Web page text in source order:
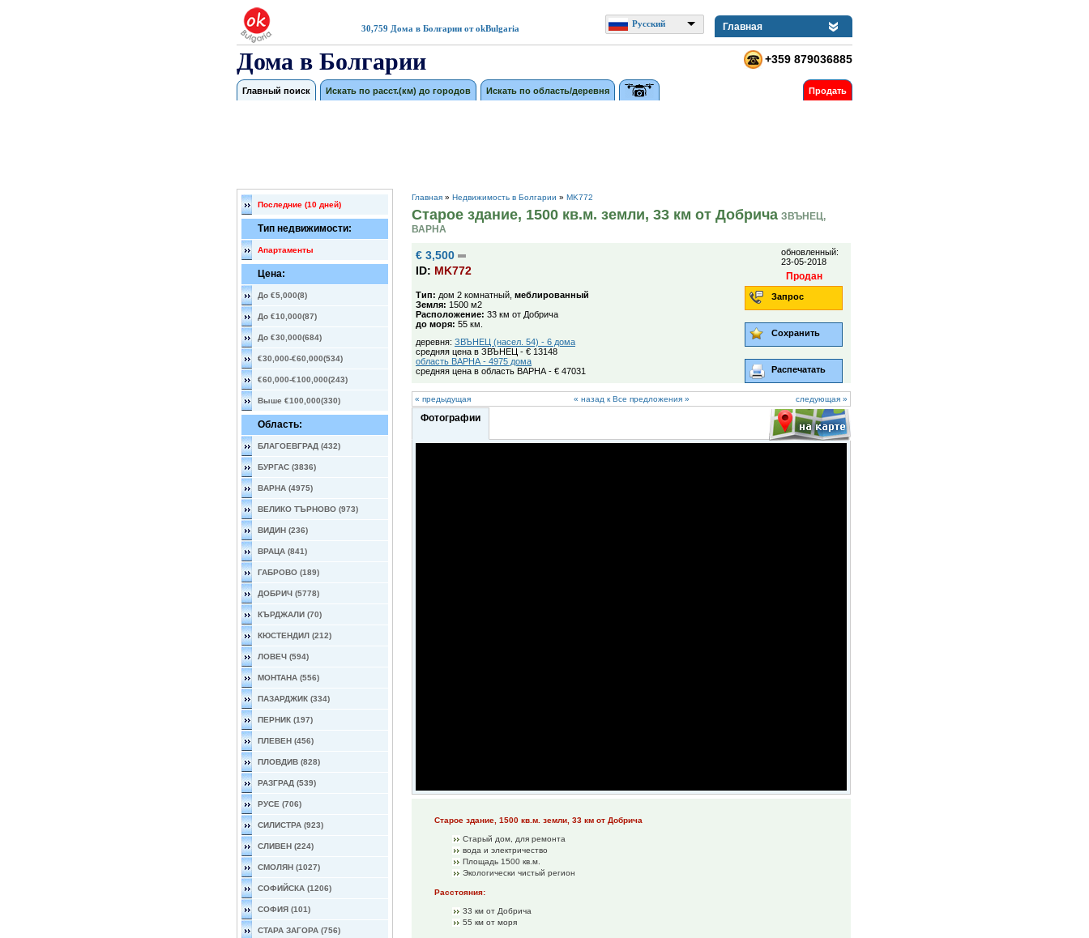
30,759 Дома в Болгарии от okBulgaria Русский Главная
Дома в Болгарии +359 879036885
Главный поиск Искать по расст.(км) до городов Искать по область/деревня Продать
Последние (10 дней)
Тип недвижимости:
Апартаменты
Цена:
До €5,000(8)
До €10,000(87)
До €30,000(684)
€30,000-€60,000(534)
€60,000-€100,000(243)
Выше €100,000(330)
Область:
БЛАГОЕВГРАД (432)
БУРГАС (3836)
ВАРНА (4975)
ВЕЛИКО ТЪРНОВО (973)
ВИДИН (236)
ВРАЦА (841)
ГАБРОВО (189)
ДОБРИЧ (5778)
КЪРДЖАЛИ (70)
КЮСТЕНДИЛ (212)
ЛОВЕЧ (594)
МОНТАНА (556)
ПАЗАРДЖИК (334)
ПЕРНИК (197)
ПЛЕВЕН (456)
ПЛОВДИВ (828)
РАЗГРАД (539)
РУСЕ (706)
СИЛИСТРА (923)
СЛИВЕН (224)
СМОЛЯН (1027)
СОФИЙСКА (1206)
СОФИЯ (101)
СТАРА ЗАГОРА (756)
Главная » Недвижимость в Болгарии » MK772
Старое здание, 1500 кв.м. земли, 33 км от Добрича ЗВЪНЕЦ,
ВАРНА
€ 3,500
обновленный:
23-05-2018
Продан
Запрос
Сохранить
Распечатать
ID: MK772
Тип: дом 2 комнатный, меблированный
Земля: 1500 м2
Расположение: 33 км от Добрича
до моря: 55 км.
деревня: ЗВЪНЕЦ (насел. 54) - 6 дома
средняя цена в ЗВЪНЕЦ - € 13148
область ВАРНА - 4975 дома
средняя цена в область ВАРНА - € 47031
« предыдущая « назад к Все предложения » следующая »
Фотографии
Старое здание, 1500 кв.м. земли, 33 км от Добрича
Старый дом, для ремонта
вода и электричество
Площадь 1500 кв.м.
Экологически чистый регион
Расстояния:
33 км от Добрича
55 км от моря